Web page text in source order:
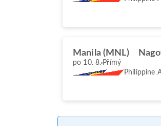
Manila (MNL)
po 10. 8. Přímý
Philippine